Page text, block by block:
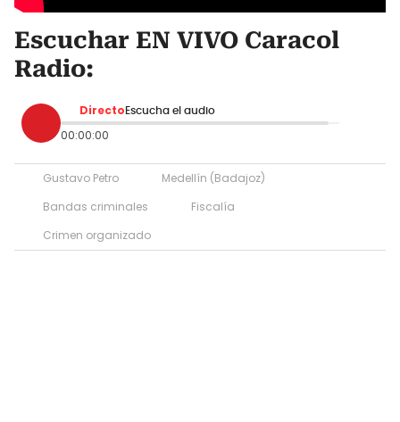
Escuchar EN VIVO Caracol
Radio:
Directo Escucha el audio
00:00:00
Gustavo Petro
Medellín (Badajoz)
Bandas criminales
Fiscalía
Crimen organizado